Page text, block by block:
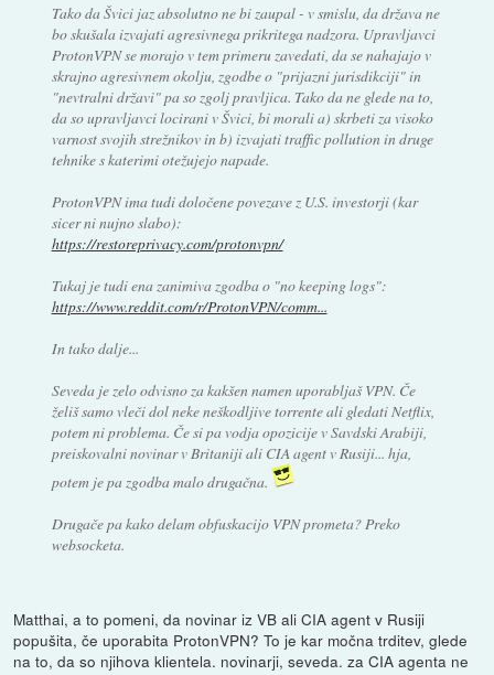
Tako da Švici jaz absolutno ne bi zaupal - v smislu, da država ne
bo skušala izvajati agresivnega prikritega nadzora. Upravljavci
ProtonVPN se morajo v tem primeru zavedati, da se nahajajo v
skrajno agresivnem okolju, zgodbe o "prijazni jurisdikciji" in
"nevtralni državi" pa so zgolj pravljica. Tako da ne glede na to,
da so upravljavci locirani v Švici, bi morali a) skrbeti za visoko
varnost svojih strežnikov in b) izvajati traffic pollution in druge
tehnike s katerimi otežujejo napade.
ProtonVPN ima tudi določene povezave z U.S. investorji (kar
sicer ni nujno slabo):
https://restoreprivacy.com/protonvpn/
Tukaj je tudi ena zanimiva zgodba o "no keeping logs":
https://www.reddit.com/r/ProtonVPN/comm...
In tako dalje...
Seveda je zelo odvisno za kakšen namen uporabljaš VPN. Če
želiš samo vleči dol neke neškodljive torrente ali gledati Netflix,
potem ni problema. Če si pa vodja opozicije v Savdski Arabiji,
preiskovalni novinar v Britaniji ali CIA agent v Rusiji... hja,
potem je pa zgodba malo drugačna.
Drugače pa kako delam obfuskacijo VPN prometa? Preko
websocketa.
Matthai, a to pomeni, da novinar iz VB ali CIA agent v Rusiji
popušita, če uporabita ProtonVPN? To je kar močna trditev, glede
na to, da so njihova klientela. novinarji, seveda. za CIA agenta ne